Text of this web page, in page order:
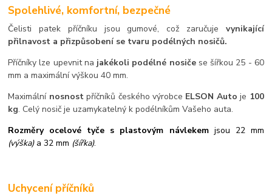
Spolehlivé, komfortní, bezpečné
Čelisti patek příčníku jsou gumové, což zaručuje vynikající
přilnavost a přizpůsobení se tvaru podélných nosičů.
Příčníky lze upevnit na jakékoli podélné nosičese šířkou 25 - 60
mm a maximální výškou 40 mm.
Maximální nosnostpříčníků českého výrobce ELSON Autoje 100
kg. Celý nosič je uzamykatelný k podélníkům Vašeho auta.
Rozměry ocelové tyče s plastovým návlekemjsou 22 mm
(výška)a 32 mm (šířka).
Uchycení příčníků